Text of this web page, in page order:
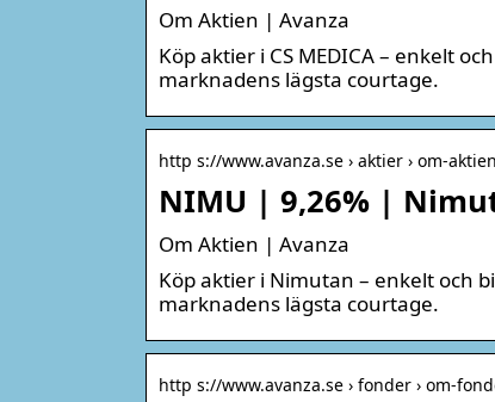
Om Aktien | Avanza
Köp aktier i CS MEDICA – enkelt
marknadens lägsta courtage.
http s://www.avanza.se › aktier › om-
NIMU | 9,26% |
Om Aktien | Avanza
Köp aktier i Nimutan – enkelt och
marknadens lägsta courtage.
http s://www.avanza.se › fonder › om-